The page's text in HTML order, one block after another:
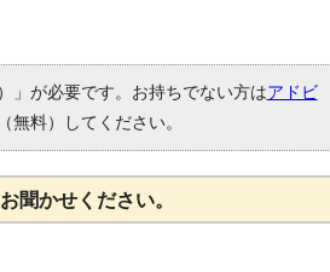
」が必要です。お持ちでない方はアドビ
無料）してください。
聞かせください。